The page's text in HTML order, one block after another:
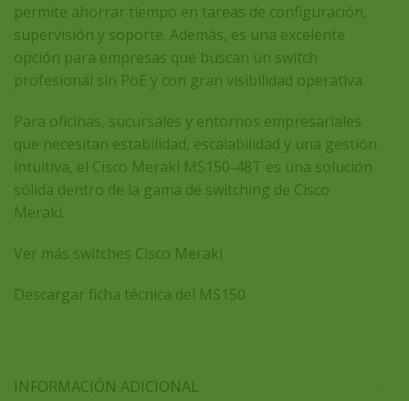
permite ahorrar tiempo en tareas de configuración,
supervisión y soporte. Además, es una excelente
opción para empresas que buscan un switch
profesional sin PoE y con gran visibilidad operativa.
Para oficinas, sucursales y entornos empresariales
que necesitan estabilidad, escalabilidad y una gestión
intuitiva, el Cisco Meraki MS150-48T es una solución
sólida dentro de la gama de switching de Cisco
Meraki.
Ver más switches Cisco Meraki
Descargar ficha técnica del MS150
INFORMACIÓN ADICIONAL